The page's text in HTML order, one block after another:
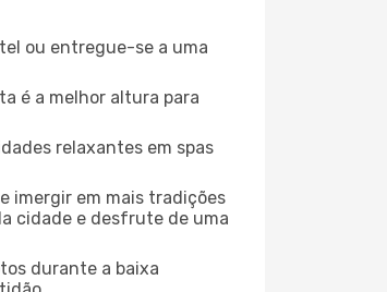
ou entregue-se a uma
é a melhor altura para
relaxantes em spas
imergir em mais tradições
cidade e desfrute de uma
durante a baixa